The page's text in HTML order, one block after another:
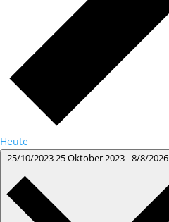
Heute
25/10/202325 Oktober 2023-8/8/2026